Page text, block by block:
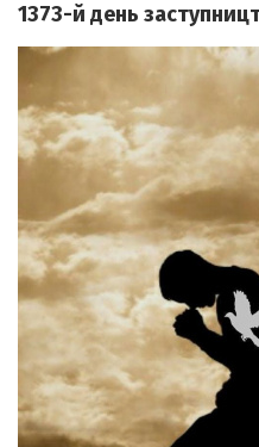
1373-й день